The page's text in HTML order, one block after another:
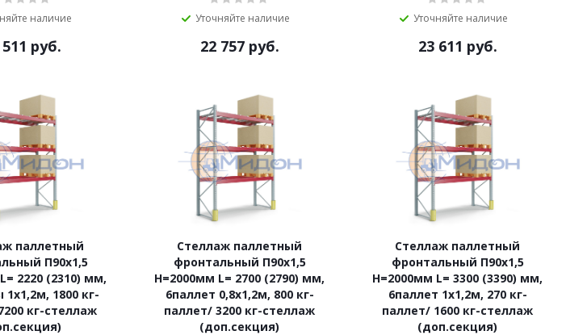
наличие
руб.
Уточняйте наличие
22 757руб.
Уточняйте наличие
23 611 руб.
паллетный
П90х1,5
2220 (2310) мм,
1х1,2м, 1800 кг-
кг-стеллаж
Стеллаж паллетный
фронтальный П90х1,5
Н=2000мм L= 2700 (2790) мм,
6паллет 0,8х1,2м, 800 кг-
паллет/ 3200 кг-стеллаж
(доп.секция)
Стеллаж паллетный
фронтальный П90х1,5
Н=2000мм L= 3300 (3390) мм,
6паллет 1х1,2м, 270 кг-
паллет/ 1600 кг-стеллаж
(доп.секция)